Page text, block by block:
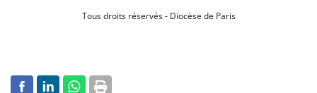
Tous droits réservés - Diocèse de Paris